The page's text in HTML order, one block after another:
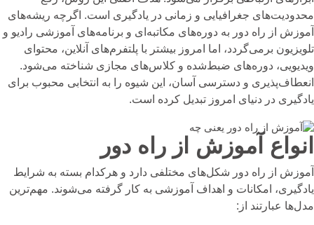
محدودیت‌های جغرافیایی و زمانی در یادگیری است. اگرچه ریشه‌های
آموزش از راه دور به دوره‌های مکاتبه‌ای و برنامه‌های آموزشی رادیو و
تلویزیون برمی‌گردد، اما امروز بیشتر با پلتفرم‌های آنلاین، محتوای
ویدیویی، دوره‌های ضبط‌شده و کلاس‌های مجازی شناخته می‌شود.
انعطاف‌پذیری و دسترسی آسان، این شیوه را به انتخابی محبوب برای
یادگیری در دنیای امروز تبدیل کرده است.
انواع آموزش از راه دور
آموزش از راه دور شکل‌های مختلفی دارد و هرکدام بسته به شرایط
یادگیری، امکانات و اهداف آموزشی به کار گرفته می‌شوند. مهم‌ترین
مدل‌ها عبارتند از: